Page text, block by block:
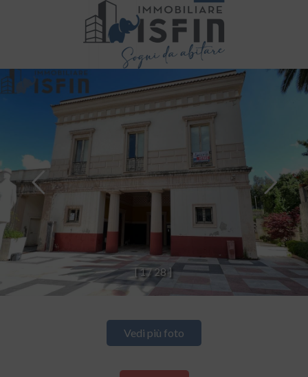
[1/ 28 ]
Vedi più foto